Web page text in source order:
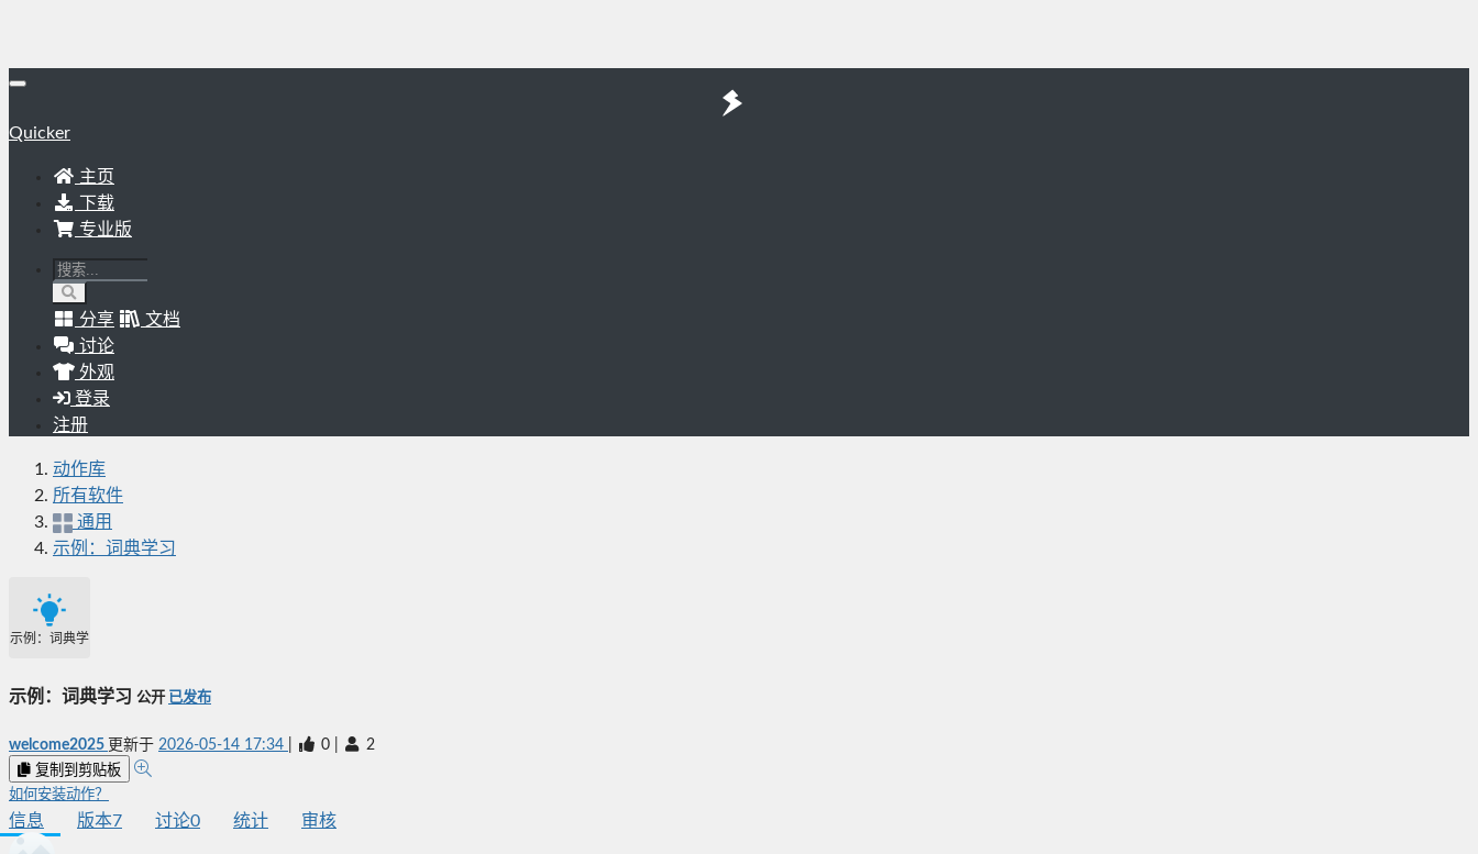
Quicker
主页
下载
专业版
分享
文档
讨论
外观
登录
注册
动作库
所有软件
通用
示例：词典学习
示例：词典学习
示例：词典学习 公开 已发布
welcome2025 更新于 2026-05-14 17:34 0 2
复制到剪贴板
如何安装动作？
信息 版本7 讨论0 统计 审核